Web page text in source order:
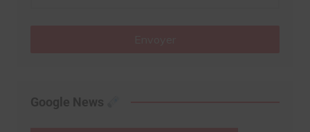
Google News